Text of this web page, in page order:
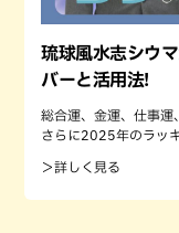
琉球風水志シウ
バーと活用法!
総合運、金運、仕事運
さらに2025年のラッ
＞詳しく見る